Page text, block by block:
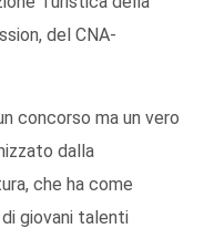
del CNA-
concorso ma un vero
dalla
che ha come
giovani talenti